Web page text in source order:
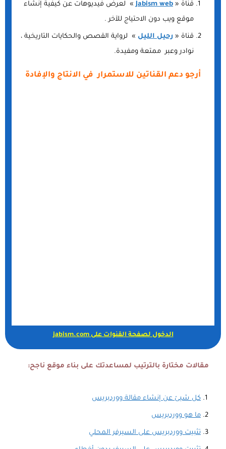
قناة « Jabism web» لعرض فيديوهات عن كيفية إنشاء
موقع ويب دون الاحتياج للآخر .
قناة « رحيل الليل » لرواية القصص والحكايات التاريخية ،
نوادر وعبر ممتعة ومفيدة.
أرجو دعم القناتين للاستمرار في الانتاج والإفادة
الدخول لصفحة القنوات على jabism.com
مقالات مختارة بالترتيب لمساعدتك على بناء موقع ناجح:
كل شيئ عن إنشاء مقالة ووردبريس
ما هو ووردبريس
تثبيت ووردبريس على السيرفر المحلي